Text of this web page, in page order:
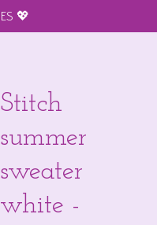
Stitch
summer
sweater
white -